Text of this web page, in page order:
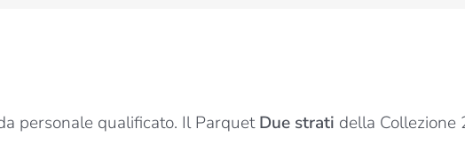
personale qualificato. Il ParquetDue strati della Collezione